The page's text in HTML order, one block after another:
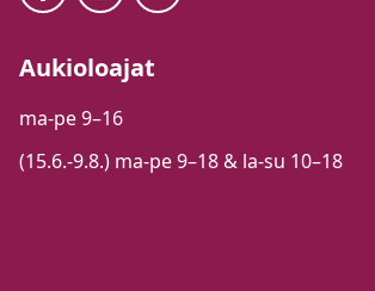
Aukioloajat
ma-pe 9–16
(15.6.-9.8.) ma-pe 9–18 & la-su 10–18